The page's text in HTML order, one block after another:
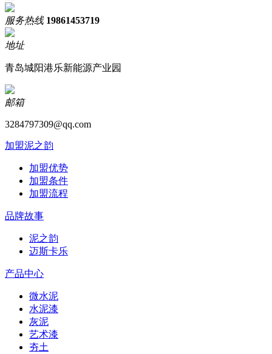
服务热线 19861453719
地址
青岛城阳港乐新能源产业园
邮箱
3284797309@qq.com
加盟泥之韵
加盟优势
加盟条件
加盟流程
品牌故事
泥之韵
迈斯卡乐
产品中心
微水泥
水泥漆
灰泥
艺术漆
夯土